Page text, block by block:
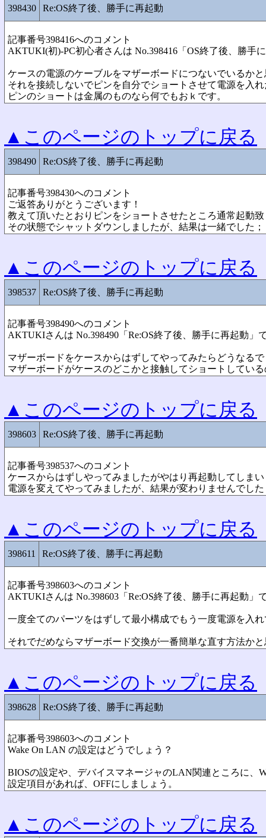
398430 Re:OS終了後、勝手に再起動
記事番号398416へのコメント
AKTUKI(初)-PC初心者さんは No.398416「OS終了後、勝手
ケースの電源のケーブルをマザーボードにつないでいるか
それを接続しないでピンを自分でショートさせて電源を入
ピンのショートは金属のものなら何でもおｋです。
▲このページのトップに戻る
398490 Re:OS終了後、勝手に再起動
記事番号398430へのコメント
ご返答ありがとうございます！
教えて頂いたとおりピンをショートさせたところ通常起動
その状態でシャットダウンしましたが、結果は一緒でした；
▲このページのトップに戻る
398537 Re:OS終了後、勝手に再起動
記事番号398490へのコメント
AKTUKIさんは No.398490「Re:OS終了後、勝手に再起動」
マザーボードをケースからはずしてやってみたらどうなる
マザーボードがケースのどこかと接触してショートしてい
▲このページのトップに戻る
398603 Re:OS終了後、勝手に再起動
記事番号398537へのコメント
ケースからはずしやってみましたがやはり再起動してしま
電源を変えてやってみましたが、結果が変わりませんでし
▲このページのトップに戻る
398611 Re:OS終了後、勝手に再起動
記事番号398603へのコメント
AKTUKIさんは No.398603「Re:OS終了後、勝手に再起動」
一度全てのパーツをはずして最小構成でもう一度電源を入
それでだめならマザーボード交換が一番簡単な直す方法か
▲このページのトップに戻る
398628 Re:OS終了後、勝手に再起動
記事番号398603へのコメント
Wake On LAN の設定はどうでしょう？
BIOSの設定や、デバイスマネージャのLAN関連ところに、
設定項目があれば、OFFにしましょう。
▲このページのトップに戻る